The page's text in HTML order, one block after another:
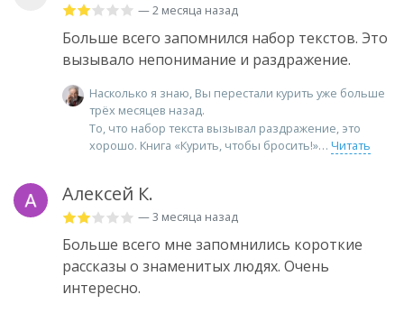
— 2 месяца назад
Больше всего запомнился набор текстов. Это
вызывало непонимание и раздражение.
Насколько я знаю, Вы перестали курить уже больше
трёх месяцев назад.
То, что набор текста вызывал раздражение, это
хорошо. Книга «Курить, чтобы бросить!»
Читать
Алексей К.
— 3 месяца назад
Больше всего мне запомнились короткие
рассказы о знаменитых людях. Очень
интересно.